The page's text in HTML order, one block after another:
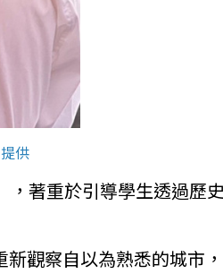
供
著重於引導學生透過歷
觀察自以為熟悉的城市